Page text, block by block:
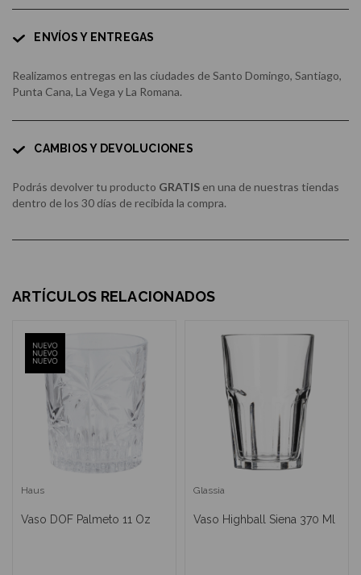
ENVÍOS Y ENTREGAS
Realizamos entregas en las ciudades de Santo Domingo, Santiago,
Punta Cana, La Vega y La Romana.
CAMBIOS Y DEVOLUCIONES
Podrás devolver tu producto GRATIS en una de nuestras tiendas
dentro de los 30 días de recibida la compra.
ARTÍCULOS RELACIONADOS
Haus
Vaso DOF Palmeto 11 Oz
Glassia
Vaso Highball Siena 370 Ml